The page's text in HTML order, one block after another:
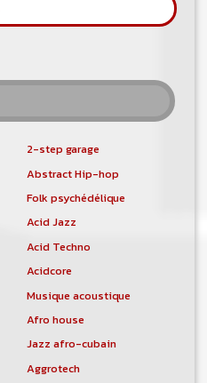
2-step garage
Abstract Hip-hop
Folk psychédélique
Acid Jazz
Acid Techno
Acidcore
Musique acoustique
Afro house
Jazz afro-cubain
Aggrotech